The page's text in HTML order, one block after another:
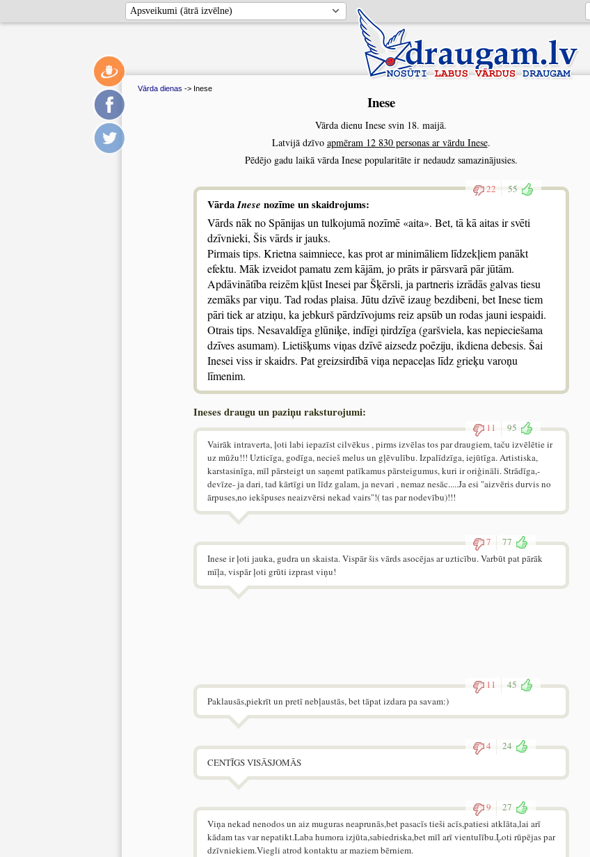
Vārda dienas -> Inese
Inese
Vārda dienu Inese svin 18. maijā.
Latvijā dzīvo apmēram 12 830 personas ar vārdu Inese.
Pēdējo gadu laikā vārda Inese popularitāte ir nedaudz samazinājusies.
22 55
VārdaInese nozīme un skaidrojums:
Vārds nāk no Spānijas un tulkojumā nozīmē «aita». Bet, tā kā aitas ir svēti
dzīvnieki, Šis vārds ir jauks.
Pirmais tips. Krietna saimniece, kas prot ar minimāliem līdzekļiem panākt
efektu. Māk izveidot pamatu zem kājām, jo prāts ir pārsvarā pār jūtām.
Apdāvinātība reizēm kļūst Inesei par Šķērsli, ja partneris izrādās galvas tiesu
zemāks par viņu. Tad rodas plaisa. Jūtu dzīvē izaug bezdibeni, bet Inese tiem
pāri tiek ar atziņu, ka jebkurš pārdzīvojums reiz apsūb un rodas jauni iespaidi.
Otrais tips. Nesavaldīga glūniķe, indīgi ņirdzīga (garšviela, kas nepieciešama
dzīves asumam). Lietišķums viņas dzīvē aizsedz poēziju, ikdiena debesis. Šai
Inesei viss ir skaidrs. Pat greizsirdībā viņa nepaceļas līdz grieķu varoņu
līmenim.
Ineses draugu un paziņu raksturojumi:
11
95
Vairāk intraverta, ļoti labi iepazīst cilvēkus , pirms izvēlas tos par draugiem, taču izvēlētie ir
uz mūžu!!! Uzticīga, godīga, necieš melus un gļēvulību. Izpalīdzīga, iejūtīga. Artistiska,
karstasinīga, mīl pārsteigt un saņemt patīkamus pārsteigumus, kuri ir oriģināli. Strādīga,-
devīze- ja dari, tad kārtīgi un līdz galam, ja nevari , nemaz nesāc.....Ja esi "aizvēris durvis no
ārpuses,no iekšpuses neaizvērsi nekad vairs"!( tas par nodevību)!!!
7
77
Inese ir ļoti jauka, gudra un skaista. Vispār šis vārds asocējas ar uzticību. Varbūt pat pārāk
mīļa, vispār ļoti grūti izprast viņu!
11
45
Paklausās,piekrīt un pretī nebļaustās, bet tāpat izdara pa savam:)
4
24
CENTĪGS VISĀSJOMĀS
9
27
Viņa nekad nenodos un aiz muguras neaprunās,bet pasacīs tieši acīs,patiesi atklāta,lai arī
kādam tas var nepatikt.Laba humora izjūta,sabiedriska,bet mīl arī vientulību.Ļoti rūpējas par
dzīvniekiem.Viegli atrod kontaktu ar maziem bērniem.